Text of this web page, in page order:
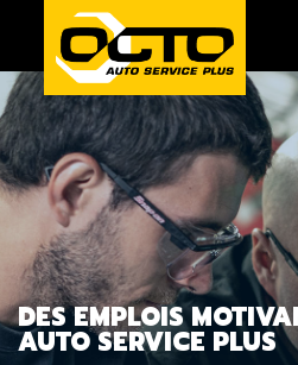
DES EMPLOIS
AUTO SERVICE PLUS